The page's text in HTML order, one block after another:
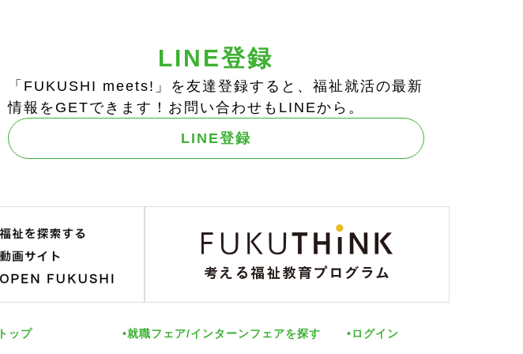
LINE登録
「FUKUSHI meets!」を友達登録すると、福祉就活の最新
情報をGETできます！お問い合わせもLINEから。
LINE登録
トップ 就職フェア/インターンフェアを探す ログイン